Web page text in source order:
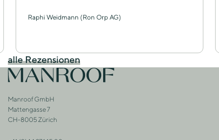
Raphi Weidmann (Ron Orp AG)
alle Rezensionen
Footer
Zur Startseite
Adresse
Manroof GmbH
Mattengasse 7
CH-8005 Zürich